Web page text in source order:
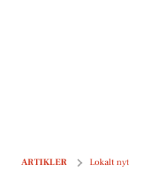
ARTIKLER Lokalt nyt
Mød dine naboer - bliv